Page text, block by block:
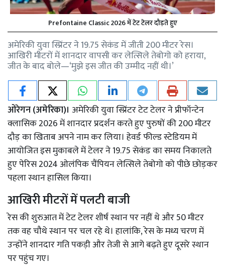
Prefontaine Classic 2026 में टेट टेलर दौड़ते हुए
अमेरिकी युवा स्प्रिंटर ने 19.75 सेकंड में जीती 200 मीटर रेस।
आखिरी मीटरों में शानदार वापसी कर लेत्सिले तेबोगो को हराया,
जीत के बाद बोले—‘मुझे इस जीत की उम्मीद नहीं थी।’
ओरेगन (अमेरिका)। अमेरिकी युवा स्प्रिंटरटेट टेलर ने प्रीफॉन्टेन
क्लासिक 2026 में शानदार प्रदर्शन करते हुए पुरुषों की 200 मीटर
दौड़ का खिताब अपने नाम कर लिया। हेवर्ड फील्ड स्टेडियम में
आयोजित इस मुकाबले में टेलर ने 19.75 सेकंड का समय निकालते
हुए पेरिस 2024 ओलंपिक चैंपियन लेत्सिले तेबोगो को पीछे छोड़कर
पहला स्थान हासिल किया।
आखिरी मीटरों में पलटी बाजी
रेस की शुरुआत में टेट टेलर शीर्ष स्थान पर नहीं थे और 50 मीटर
तक वह चौथे स्थान पर चल रहे थे। हालांकि, रेस के मध्य चरण में
उन्होंने शानदार गति पकड़ी और तेजी से आगे बढ़ते हुए दूसरे स्थान
पर पहुंच गए।